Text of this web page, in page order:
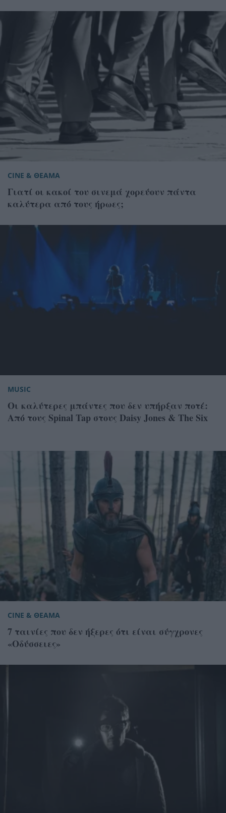
CINE & ΘΕΑΜΑ
Γιατί οι κακοί του σινεμά χορεύουν πάντα
καλύτερα από τους ήρωες;
MUSIC
Οι καλύτερες μπάντες που δεν υπήρξαν ποτέ:
Από τους Spinal Tap στους Daisy Jones & The Six
CINE & ΘΕΑΜΑ
7 ταινίες που δεν ήξερες ότι είναι σύγχρονες
«Οδύσσειες»